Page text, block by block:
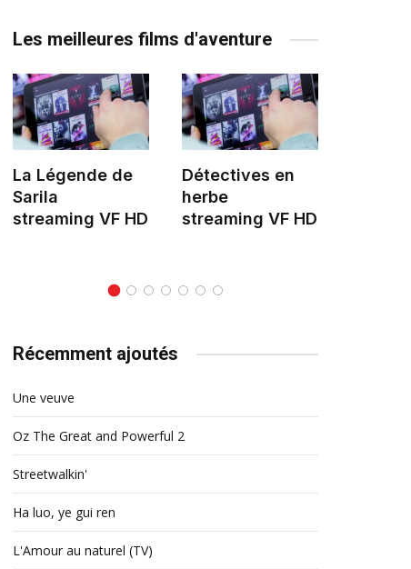
Les meilleures films d'aventure
La Légende de
Sarila
streaming VF HD
Détectives en
herbe
streaming VF HD
Récemment ajoutés
Une veuve
Oz The Great and Powerful 2
Streetwalkin'
Ha luo, ye gui ren
L'Amour au naturel (TV)